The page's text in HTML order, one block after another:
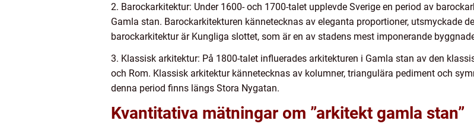
2. Barockarkitektur: Under 1600- och 1700-talet upplevde Sverige en period av
Gamla stan. Barockarkitekturen kännetecknas av eleganta proportioner, utsmyckade
barockarkitektur är Kungliga slottet, som är en av stadens mest imponerande
3. Klassisk arkitektur: På 1800-talet influerades arkitekturen i Gamla stan av den
och Rom. Klassisk arkitektur kännetecknas av kolumner, triangulära pediment och
denna period finns längs Stora Nygatan.
Kvantitativa mätningar om ”arkitekt gamla stan”